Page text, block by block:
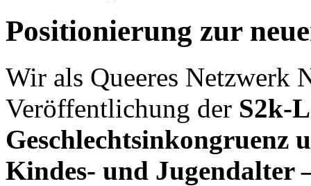
Positionierung zur
Wir als Queeres Netzwerk
Veröffentlichung der S2k-
Geschlechtsinkongruenz
Kindes- und Jugendalter